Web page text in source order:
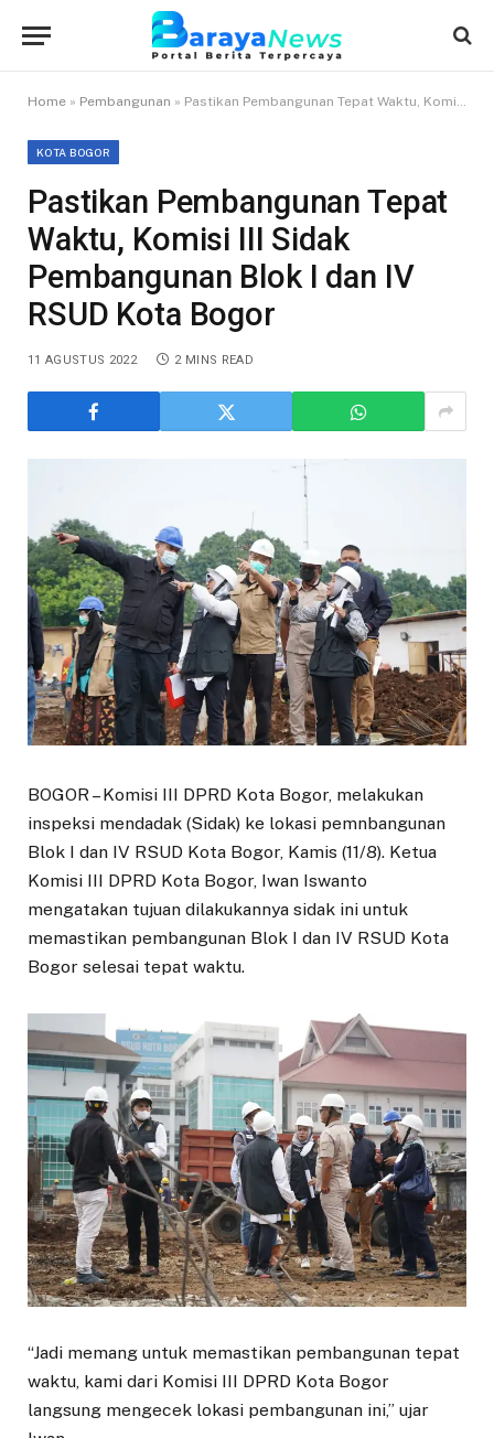
Home » Pembangunan » Pastikan Pembangunan Tepat Waktu, Komisi III Sidak Pembangunan Blok I dan IV RSUD Kota Bogor
KOTA BOGOR
Pastikan Pembangunan Tepat
Waktu, Komisi III Sidak
Pembangunan Blok I dan IV
RSUD Kota Bogor
11 AGUSTUS 2022 2 MINS READ
BOGOR – Komisi III DPRD Kota Bogor, melakukan
inspeksi mendadak (Sidak) ke lokasi pemnbangunan
Blok I dan IV RSUD Kota Bogor, Kamis (11/8). Ketua
Komisi III DPRD Kota Bogor, Iwan Iswanto
mengatakan tujuan dilakukannya sidak ini untuk
memastikan pembangunan Blok I dan IV RSUD Kota
Bogor selesai tepat waktu.
“Jadi memang untuk memastikan pembangunan tepat
waktu, kami dari Komisi III DPRD Kota Bogor
langsung mengecek lokasi pembangunan ini,” ujar